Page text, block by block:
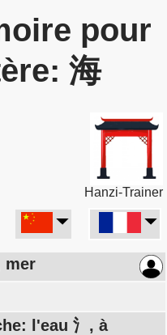
pour
海
Hanzi-Trainer
mer
l'eau 氵, à